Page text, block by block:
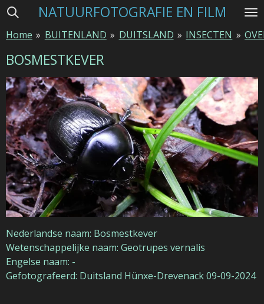
Ga
naar
de
NATUURFOTOGRAFIE EN FILM
Home » BUITENLAND » DUITSLAND » INSECTEN »
BOSMESTKEVER
Nederlandse naam: Bosmestkever
Wetenschappelijke naam: Geotrupes vernalis
Engelse naam: -
Gefotografeerd: Duitsland Hünxe-Drevenack 09-09-2024